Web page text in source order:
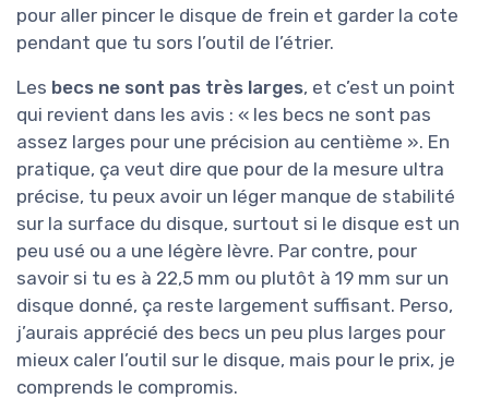
pour aller pincer le disque de frein et garder la cote
pendant que tu sors l’outil de l’étrier.
Les becs ne sont pas très larges, et c’est un point
qui revient dans les avis : « les becs ne sont pas
assez larges pour une précision au centième ». En
pratique, ça veut dire que pour de la mesure ultra
précise, tu peux avoir un léger manque de stabilité
sur la surface du disque, surtout si le disque est un
peu usé ou a une légère lèvre. Par contre, pour
savoir si tu es à 22,5 mm ou plutôt à 19 mm sur un
disque donné, ça reste largement suffisant. Perso,
j’aurais apprécié des becs un peu plus larges pour
mieux caler l’outil sur le disque, mais pour le prix, je
comprends le compromis.